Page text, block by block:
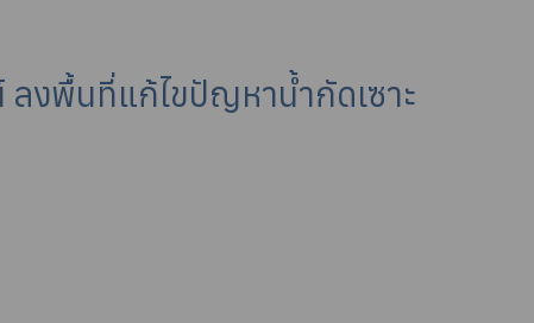
งพื้นที่แก้ไขปัญหาน้ำกัดเซาะ